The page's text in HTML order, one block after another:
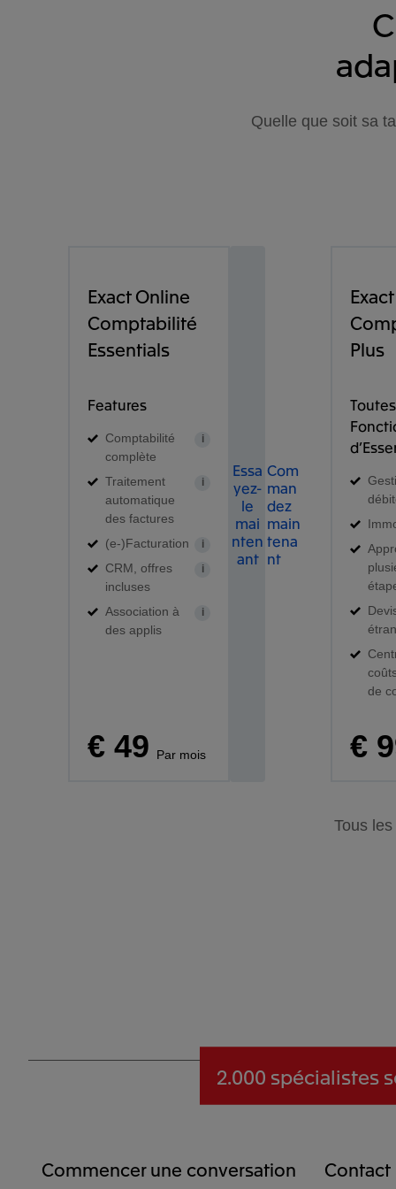
Quelle que soit sa
Exact Online
Comptabilité
Essentials
Features
Comptabilité
complète
i
Traitement
automatique
des factures
i
(e-)Facturation i
CRM, offres
incluses
i
Association à
des applis
i
€ 49 Par mois
Essa
yez-
le
mai
nten
ant
Com
man
dez
main
tena
nt
Plus
de
€
Tous
2.000 spécialistes
Commencer une conversation Contact